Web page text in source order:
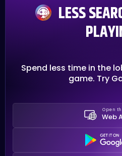
LESS
Spend less time in the
game. Try
Open
Web